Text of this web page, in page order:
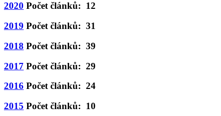
2020 Počet článků: 12
2019 Počet článků: 31
2018 Počet článků: 39
2017 Počet článků: 29
2016 Počet článků: 24
2015 Počet článků: 10